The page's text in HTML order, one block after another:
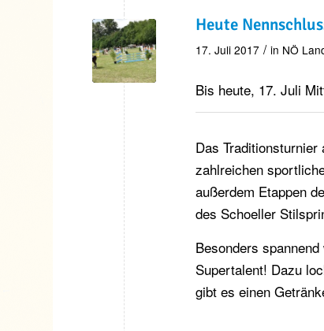
Heute
17. Juli 2017 / in NÖ
Bis heute, 17. Juli
Das
zahlreichen
außerdem Etappen
des Schoeller
Besonders
Supertalent! Dazu
gibt es einen